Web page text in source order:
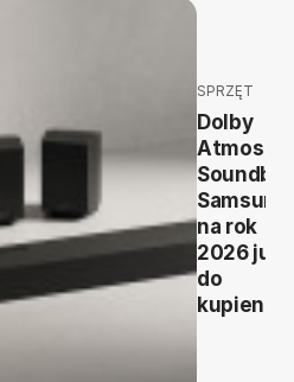
SPRZĘT
Dolby
Atmos i
Samsung
na rok
2026 już
do
kupienia